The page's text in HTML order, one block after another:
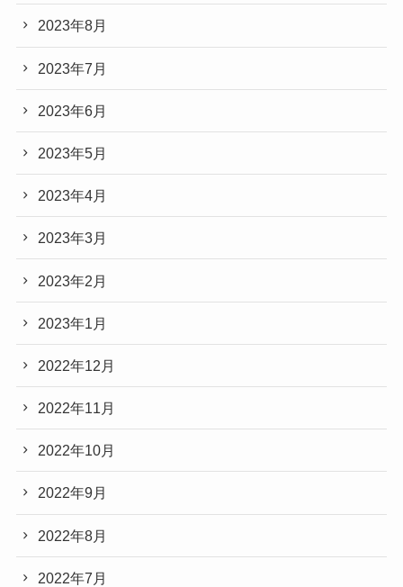
2023年8月
2023年7月
2023年6月
2023年5月
2023年4月
2023年3月
2023年2月
2023年1月
2022年12月
2022年11月
2022年10月
2022年9月
2022年8月
2022年7月